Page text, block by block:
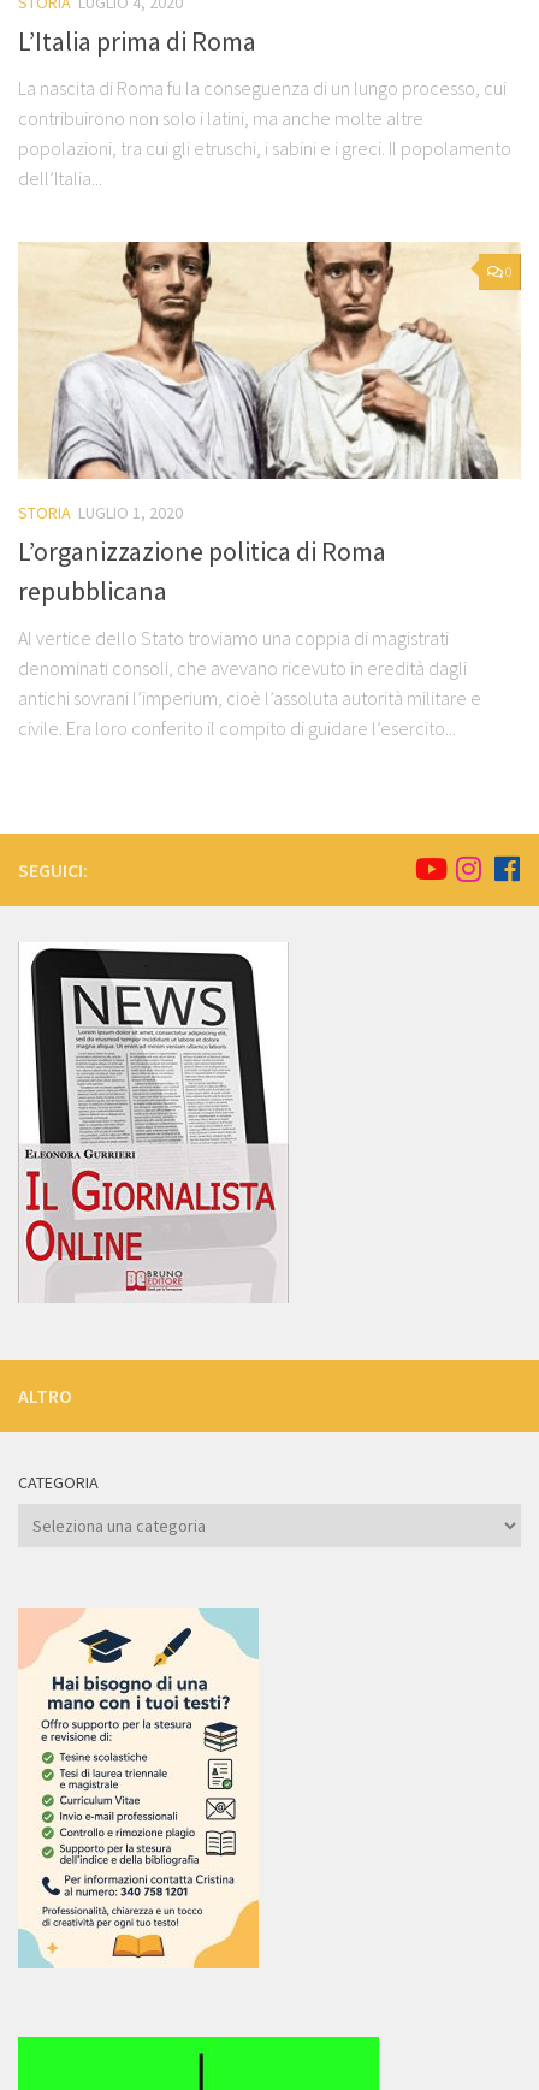
L’Italia prima di Roma
La nascita di Roma fu la conseguenza di un lungo processo, cui
contribuirono non solo i latini, ma anche molte altre
popolazioni, tra cui gli etruschi, i sabini e i greci. Il popolamento
dell’Italia...
0
STORIA LUGLIO 1, 2020
L’organizzazione politica di Roma
repubblicana
Al vertice dello Stato troviamo una coppia di magistrati
denominati consoli, che avevano ricevuto in eredità dagli
antichi sovrani l’imperium, cioè l’assoluta autorità militare e
civile. Era loro conferito il compito di guidare l’esercito...
SEGUICI:
ALTRO
CATEGORIA
Categoria